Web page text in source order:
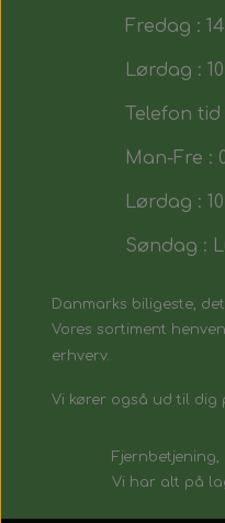
Fredag :
Lørdag :
Telefon tid
Man-Fre :
Lørdag :
Søndag :
Danmarks biligeste,
Vores sortiment
erhverv.
Vi kører også ud til dig
Vi har alt på